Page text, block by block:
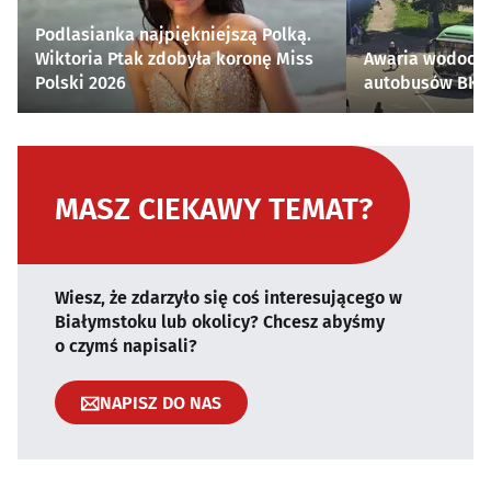
Podlasianka najpiękniejszą Polką.
Wiktoria Ptak zdobyła koronę Miss
Polski 2026
Awaria
autobusów
MASZ CIEKAWY TEMAT?
Wiesz, że zdarzyło się coś interesującego w
Białymstoku lub okolicy? Chcesz abyśmy
o czymś napisali?
NAPISZ DO NAS